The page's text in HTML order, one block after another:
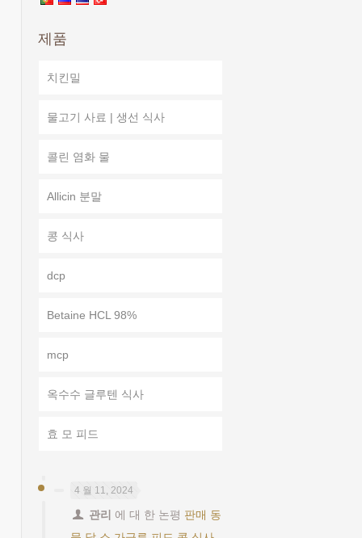
제품
치킨밀
물고기 사료 | 생선 식사
콜린 염화 물
Allicin 분말
콩 식사
dcp
Betaine HCL 98%
mcp
옥수수 글루텐 식사
효 모 피드
4 월 11, 2024
관리 에 대 한 논평 판매 동